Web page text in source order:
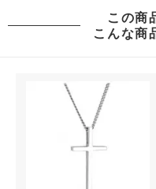
この商
こんな商